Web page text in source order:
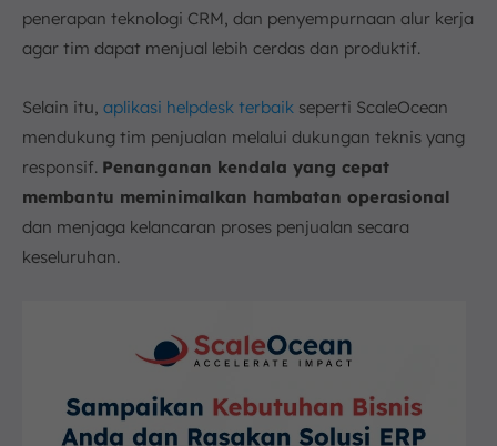
penerapan teknologi CRM, dan penyempurnaan alur kerja
agar tim dapat menjual lebih cerdas dan produktif.
Selain itu, aplikasi helpdesk terbaik seperti ScaleOcean
mendukung tim penjualan melalui dukungan teknis yang
responsif. Penanganan kendala yang cepat
membantu meminimalkan hambatan operasional
dan menjaga kelancaran proses penjualan secara
keseluruhan.